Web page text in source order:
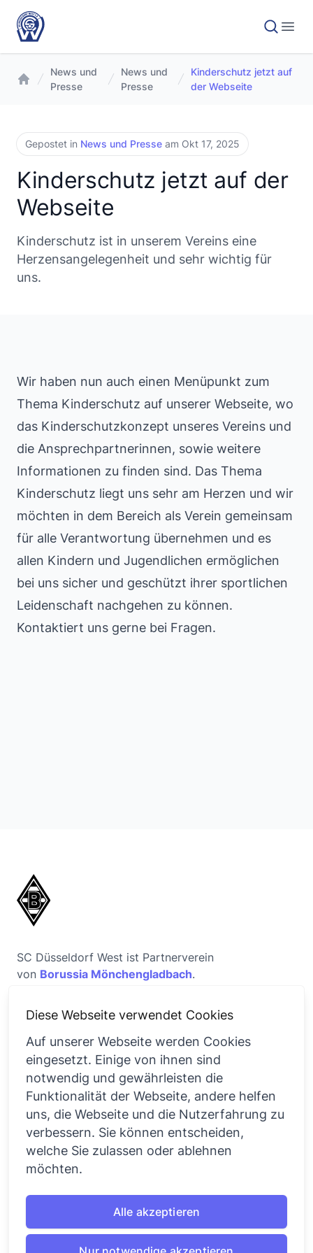
News und
Presse
News und
Presse
Kinderschutz jetzt auf
der Webseite
Gepostet in News und Presse am Okt 17, 2025
Kinderschutz jetzt auf der
Webseite
Kinderschutz ist in unserem Vereins eine
Herzensangelegenheit und sehr wichtig für
uns.
Wir haben nun auch einen Menüpunkt zum
Thema Kinderschutz auf unserer Webseite, wo
das Kinderschutzkonzept unseres Vereins und
die Ansprechpartnerinnen, sowie weitere
Informationen zu finden sind. Das Thema
Kinderschutz liegt uns sehr am Herzen und wir
möchten in dem Bereich als Verein gemeinsam
für alle Verantwortung übernehmen und es
allen Kindern und Jugendlichen ermöglichen
bei uns sicher und geschützt ihrer sportlichen
Leidenschaft nachgehen zu können.
Kontaktiert uns gerne bei Fragen.
SC Düsseldorf West ist Partnerverein
von Borussia Mönchengladbach.
Über uns
Der Verein
Sportsbar West
Sportarten und
Aktivitäten
News und Presse
Rechtliches
Impressum
Datenschutz
Cookie Einstellungen
Diese Webseite verwendet Cookies
Auf unserer Webseite werden Cookies
eingesetzt. Einige von ihnen sind
notwendig und gewährleisten die
Funktionalität der Webseite, andere helfen
uns, die Webseite und die Nutzerfahrung zu
verbessern. Sie können entscheiden,
welche Sie zulassen oder ablehnen
möchten.
Alle akzeptieren